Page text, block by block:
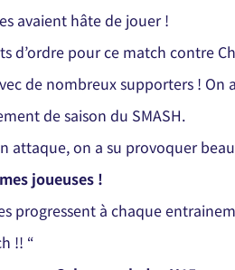
avaient hâte de jouer !
d’ordre pour ce match contre
de nombreux supporters !
de saison du SMASH.
attaque, on a su provoquer
joueuses !
progressent à chaque
!! “